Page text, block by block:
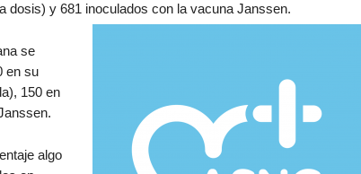
dosis) y 681 inoculados con la vacuna Janssen.
se
en su
150 en
algo